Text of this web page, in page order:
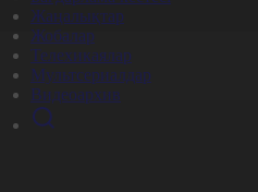
Жаңалықтар
Жобалар
Телехикаялар
Мультсериалдар
Видеоархив